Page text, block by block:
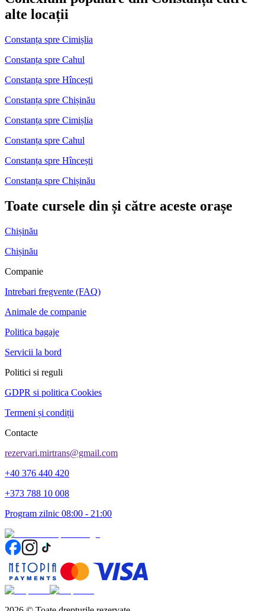
alte locații
Constanța spre Cimișlia
Constanța spre Cahul
Constanța spre Hîncești
Constanța spre Chișinău
Constanța spre Cimișlia
Constanța spre Cahul
Constanța spre Hîncești
Constanța spre Chișinău
Toate cursele din și către aceste orașe
Chișinău
Chișinău
Companie
Intrebari fregvente (FAQ)
Animale de companie
Politica bagaje
Servicii la bord
Politici si reguli
GDPR si politica Cookies
Termeni și condiții
Contacte
rezervari.mirtrans@gmail.com
+40 376 440 420
+373 788 10 008
Program zilnic 08:00 - 21:00